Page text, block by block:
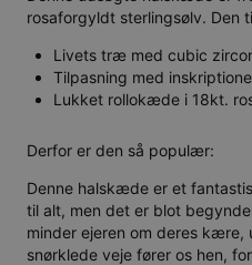
rosaforgyldt sterlingsølv. Den
Livets træ med cubic
Tilpasning med
Lukket rollokæde i 18kt.
Derfor er den så populær:
Denne halskæde er et
til alt, men det er blot
minder ejeren om deres kære,
snørklede veje fører os hen,